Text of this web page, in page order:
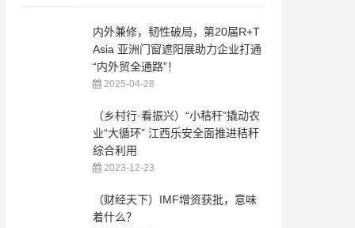
内外兼修，韧性破局，第20届R+T
Asia 亚洲门窗遮阳展助力企业打通
“内外贸全通路”！
2025-04-28
（乡村行·看振兴）“小秸秆”撬动农
业“大循环” 江西乐安全面推进秸秆
综合利用
2023-12-23
（财经天下）IMF增资获批，意味
着什么？